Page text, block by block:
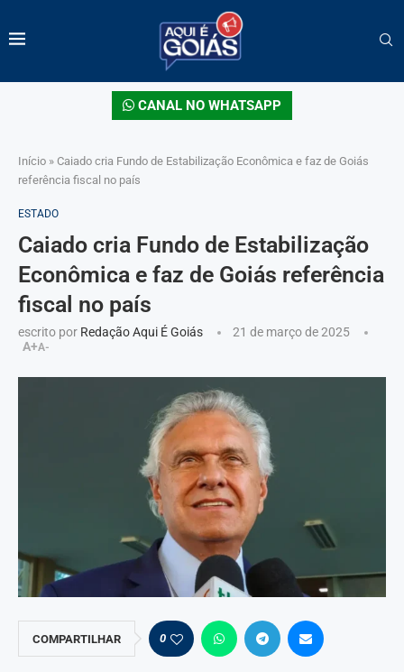
CANAL NO WHATSAPP
Início » Caiado cria Fundo de Estabilização Econômica e faz de Goiás
referência fiscal no país
ESTADO
Caiado cria Fundo de Estabilização
Econômica e faz de Goiás referência
fiscal no país
escrito por Redação Aqui É Goiás
21 de março de 2025
A+A-
COMPARTILHAR 0